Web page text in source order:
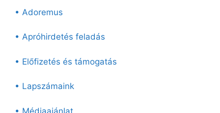
• Adoremus
• Apróhirdetés feladás
• Előfizetés és támogatás
• Lapszámaink
• Médiaajánlat